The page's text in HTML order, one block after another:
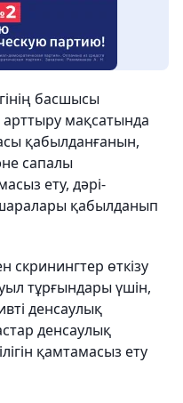
басшысы
мақсатында
қабылданғанын,
сапалы
ету, дәрі-
қабылданып
скринингтер өткізу
тұрғындары үшін,
денсаулық
денсаулық
қамтамасыз ету